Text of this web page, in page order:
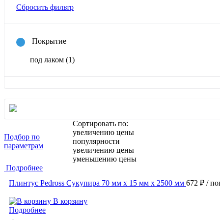
Сбросить фильтр
Покрытие
под лаком (1)
Подбор по
параметрам
Сортировать по:
увеличению цены
популярности
увеличению цены
уменьшению цены
Подробнее
Плинтус Pedross Сукупира 70 мм х 15 мм х 2500 мм 672 ₽ /
В корзину
Подробнее